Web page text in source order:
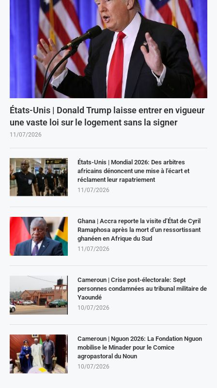
États-Unis | Donald Trump laisse entrer en vigueur
une vaste loi sur le logement sans la signer
11/07/2026
États-Unis | Mondial 2026: Des arbitres
africains dénoncent une mise à l’écart et
réclament leur rapatriement
11/07/2026
Ghana | Accra reporte la visite d’État de Cyril
Ramaphosa après la mort d’un ressortissant
ghanéen en Afrique du Sud
11/07/2026
Cameroun | Crise post-électorale: Sept
personnes condamnées au tribunal militaire de
Yaoundé
10/07/2026
Cameroun | Nguon 2026: La Fondation Nguon
mobilise le Minader pour le Comice
agropastoral du Noun
10/07/2026